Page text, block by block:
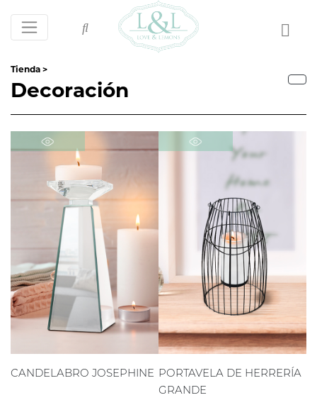
Tienda >
Decoración
CANDELABRO JOSEPHINE PORTAVELA DE HERRERÍA
GRANDE